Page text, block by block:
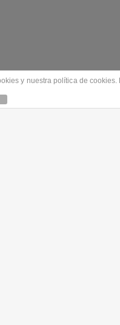
y nuestra política de